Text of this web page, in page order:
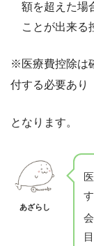
額を超えた場
ことが出来る
※医療費控除は
付する必要あり
となります。
あざらし
す